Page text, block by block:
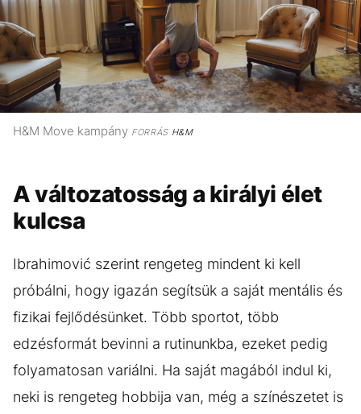
H&M Move kampány FORRÁSH&M
A változatosság a királyi élet
kulcsa
Ibrahimović szerint rengeteg mindent ki kell
próbálni, hogy igazán segítsük a saját mentális és
fizikai fejlődésünket. Több sportot, több
edzésformát bevinni a rutinunkba, ezeket pedig
folyamatosan variálni. Ha saját magából indul ki,
neki is rengeteg hobbija van, még a színészetet is